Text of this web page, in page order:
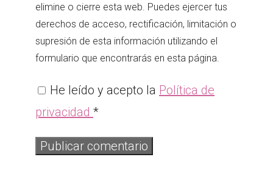
elimine o cierre esta web. Puedes ejercer tus
derechos de acceso, rectificación, limitación o
supresión de esta información utilizando el
formulario que encontrarás en esta página.
He leído y acepto la Política de
privacidad *